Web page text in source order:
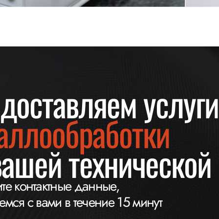
услуги
контактные данные,
с вами в течение 15 минут